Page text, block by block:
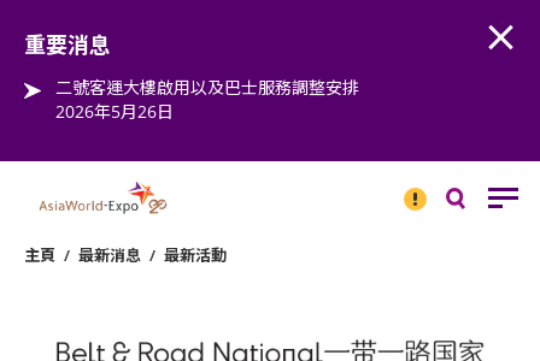
重要消息
二號客運大樓啟用以及巴士服務調整安排
2026年5月26日
消息
主頁 / 最新消息 / 最新活動